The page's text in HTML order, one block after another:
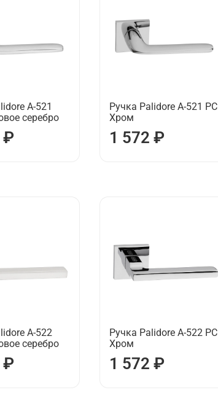
А-521
серебро
₽
Ручка Palidore А-521 РС
Хром
1 572 ₽
А-522
серебро
₽
Ручка Palidore А-522 РС
Хром
1 572 ₽